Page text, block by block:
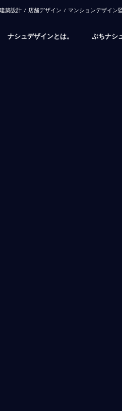
建築設計 / 店舗デザイン / マンションデザイン
ナシュデザインとは。 ぷちナシ